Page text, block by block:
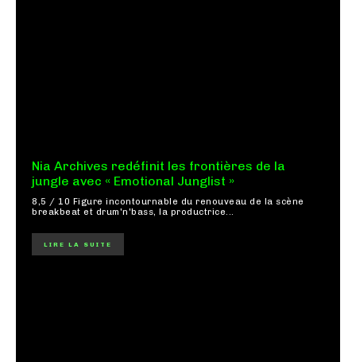
Nia Archives redéfinit les frontières de la
jungle avec « Emotional Junglist »
8,5 / 10 Figure incontournable du renouveau de la scène
breakbeat et drum'n'bass, la productrice...
LIRE LA SUITE